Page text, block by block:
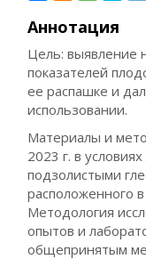
Аннотация
Цель: выявление
показателей
ее распашке и
использовании.
Материалы и
2023 г. в
подзолистыми
расположенного
Методология
опытов и
общепринятым